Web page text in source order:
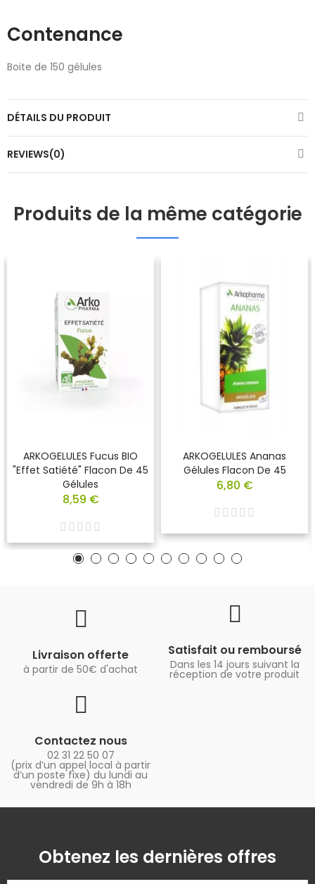
Contenance
Boite de 150 gélules
DÉTAILS DU PRODUIT
REVIEWS(0)
Produits de la même catégorie
ARKOGELULES Fucus BIO
"effet Satiété" Flacon De 45
Gélules
8,59 €
ARKOGELULES Ananas
Gélules Flacon De 45
6,80 €
Livraison offerte
à partir de 50€ d'achat
Satisfait ou remboursé
Dans les 14 jours suivant la
réception de votre produit
Contactez nous
02 31 22 50 07
(prix d’un appel local à partir
d’un poste fixe) du lundi au
vendredi de 9h à 18h
Obtenez les dernières offres